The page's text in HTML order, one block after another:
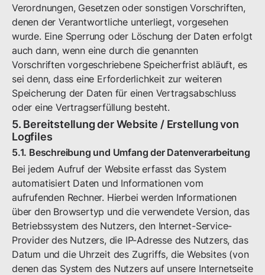
Verordnungen, Gesetzen oder sonstigen Vorschriften,
denen der Verantwortliche unterliegt, vorgesehen
wurde. Eine Sperrung oder Löschung der Daten erfolgt
auch dann, wenn eine durch die genannten
Vorschriften vorgeschriebene Speicherfrist abläuft, es
sei denn, dass eine Erforderlichkeit zur weiteren
Speicherung der Daten für einen Vertragsabschluss
oder eine Vertragserfüllung besteht.
5. Bereitstellung der Website / Erstellung von
Logfiles
5.1. Beschreibung und Umfang der Datenverarbeitung
Bei jedem Aufruf der Website erfasst das System
automatisiert Daten und Informationen vom
aufrufenden Rechner. Hierbei werden Informationen
über den Browsertyp und die verwendete Version, das
Betriebssystem des Nutzers, den Internet-Service-
Provider des Nutzers, die IP-Adresse des Nutzers, das
Datum und die Uhrzeit des Zugriffs, die Websites (von
denen das System des Nutzers auf unsere Internetseite